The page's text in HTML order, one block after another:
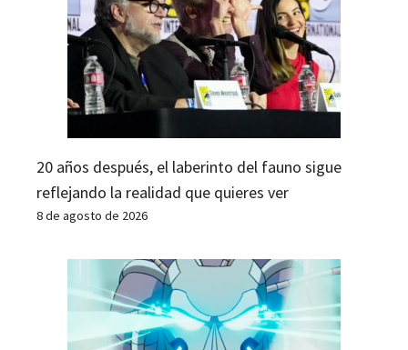
20 años después, el laberinto del fauno sigue
reflejando la realidad que quieres ver
8 de agosto de 2026